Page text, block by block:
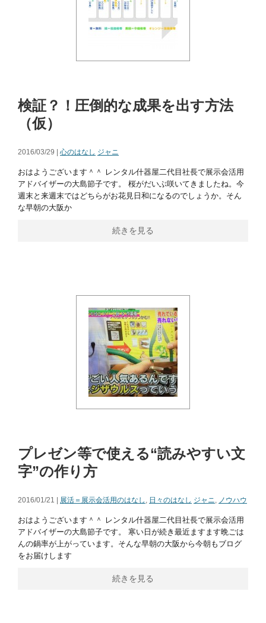
検証？！圧倒的な成果を出す方法
（仮）
2016/03/29 | 心のはなし ジャニ
おはようございます＾＾ レンタル什器屋二代目社長で展示会活用
アドバイザーの大島節子です。 桜がだいぶ咲いてきましたね。今
週末と来週末ではどちらがお花見日和になるのでしょうか。そん
な早朝の大阪か
続きを見る
プレゼン等で使える“読みやすい文
字”の作り方
2016/01/21 | 展活＝展示会活用のはなし , 日々のはなし ジャニ, ノウハウ
おはようございます＾＾ レンタル什器屋二代目社長で展示会活用
アドバイザーの大島節子です。 寒い日が続き最近ますます晩ごは
んの鍋率が上がっています。そんな早朝の大阪から今朝もブログ
をお届けします
続きを見る